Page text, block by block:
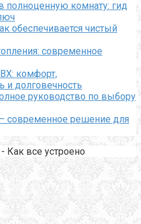
полноценную комнату: гид
обеспечивается чистый
современное
комфорт,
и долговечность
руководство по выбору
современное решение для
Как все устроено